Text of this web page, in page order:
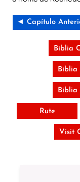
◄ Capítulo
Bíblia
Bíblia
Bíblia
Rute
Visit